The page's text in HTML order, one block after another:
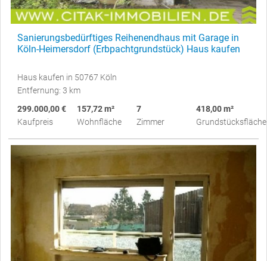
Sanierungsbedürftiges Reihenendhaus mit Garage in
Köln-Heimersdorf (Erbpachtgrundstück) Haus kaufen
Haus kaufen in 50767 Köln
Entfernung: 3 km
299.000,00 €
Kaufpreis
157,72 m²
Wohnfläche
7
Zimmer
418,00 m²
Grundstücksfläche